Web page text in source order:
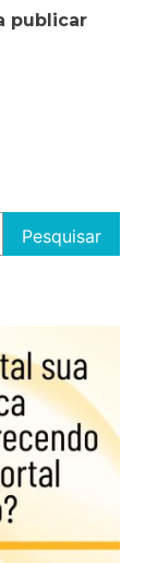
publicar
Pesquisar